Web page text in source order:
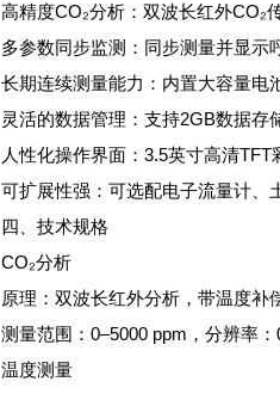
高精度CO₂分析：双波长红外CO₂
多参数同步监测：同步测量并显示
长期连续测量能力：内置大容量电
灵活的数据管理：支持2GB数据存
人性化操作界面：3.5英寸高清TFT
可扩展性强：可选配电子流量计、
四、技术规格
CO₂分析
原理：双波长红外分析，带温度补
测量范围：0–5000 ppm，分辨率
温度测量